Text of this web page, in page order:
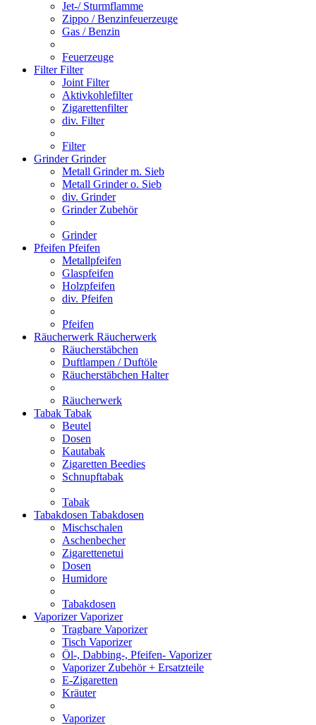
Jet-/ Sturmflamme
Zippo / Benzinfeuerzeuge
Gas / Benzin
Feuerzeuge
FilterFilter
Joint Filter
Aktivkohlefilter
Zigarettenfilter
div. Filter
Filter
GrinderGrinder
Metall Grinder m. Sieb
Metall Grinder o. Sieb
div. Grinder
Grinder Zubehör
Grinder
Pfeifen Pfeifen
Metallpfeifen
Glaspfeifen
Holzpfeifen
div. Pfeifen
Pfeifen
Räucherwerk Räucherwerk
Räucherstäbchen
Duftlampen / Duftöle
Räucherstäbchen Halter
Räucherwerk
Tabak Tabak
Beutel
Dosen
Kautabak
Zigaretten Beedies
Schnupftabak
Tabak
Tabakdosen Tabakdosen
Mischschalen
Aschenbecher
Zigarettenetui
Dosen
Humidore
Tabakdosen
VaporizerVaporizer
Tragbare Vaporizer
Tisch Vaporizer
Öl-, Dabbing-, Pfeifen- Vaporizer
Vaporizer Zubehör + Ersatzteile
E-Zigaretten
Kräuter
Vaporizer